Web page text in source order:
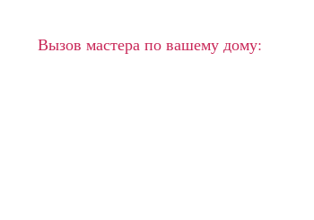
Вызов мастера по вашему дому: